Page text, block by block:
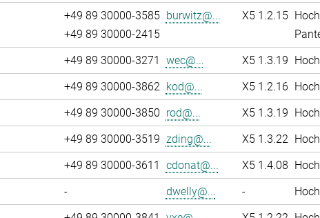
+49 89 30000-3585
+49 89 30000-2415
burwitz@... X5 1.2.15
+49 89 30000-3271 wec@... X5 1.3.19
+49 89 30000-3862 kod@... X5 1.2.16
+49 89 30000-3850 rod@... X5 1.3.19
+49 89 30000-3519 zding@... X5 1.3.22
+49 89 30000-3611 cdonat@... X5 1.4.08
- dwelly@... -